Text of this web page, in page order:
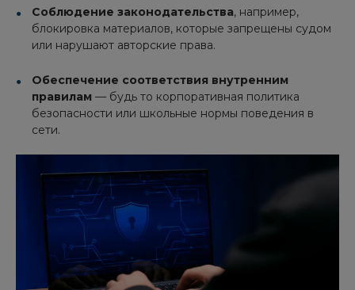
Соблюдение законодательства, например,
блокировка материалов, которые запрещены судом
или нарушают авторские права.
Обеспечение соответствия внутренним
правилам — будь то корпоративная политика
безопасности или школьные нормы поведения в
сети.